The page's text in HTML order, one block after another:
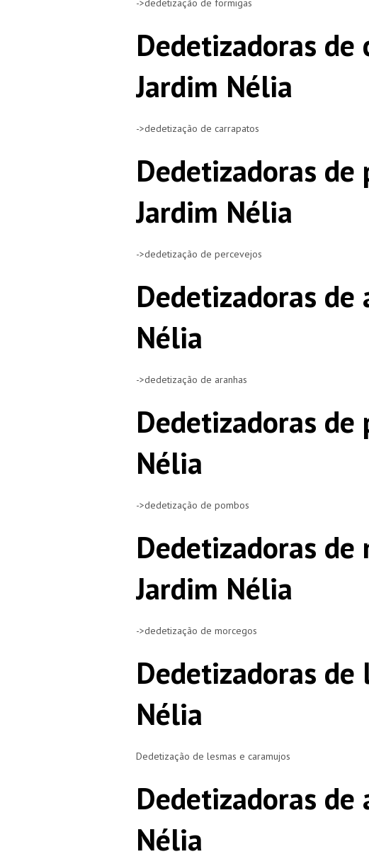
->dedetização de formigas
Dedetizadoras de
Jardim Nélia
->dedetização de carrapatos
Dedetizadoras de
Jardim Nélia
->dedetização de percevejos
Dedetizadoras de
Nélia
->dedetização de aranhas
Dedetizadoras de
Nélia
->dedetização de pombos
Dedetizadoras de
Jardim Nélia
->dedetização de morcegos
Dedetizadoras de
Nélia
Dedetização de lesmas e caramujos
Dedetizadoras de
Nélia